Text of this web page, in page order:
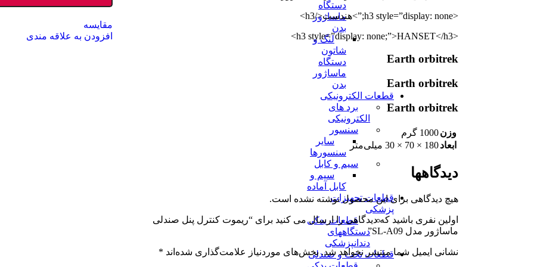
دستگاه
ماساژور
بدن
لنگ و
شاتون
دستگاه
ماساژور
بدن
قطعات الکترونیکی
برد های
الکترونیکی
سنسور
سایر
سنسورها
سیم و کابل
سیم و
کابل آماده
قطعات تجهیزات
پزشکی
قطعات یدکی
دستگاههای
دندانپزشکی
قطعات تخت و صندلی
<h3 style=”display: none;”>هندست</h3>
<h3 style=”display: none;”>HANSET</h3>
Earth orbitrek
Earth orbitrek
Earth orbitrek
وزن1000 گرم
ابعاد180 × 70 × 30 میلی‌متر
دیدگاهها
هیچ دیدگاهی برای این محصول نوشته نشده است.
اولین نفری باشید که دیدگاهی را ارسال می کنید برای “ریموت کنترل پنل صندلی
ماساژور مدل SL-A09”
نشانی ایمیل شما منتشر نخواهد شد. بخش‌های موردنیاز علامت‌گذاری شده‌اند *
مقایسه
افزودن به علاقه مندی